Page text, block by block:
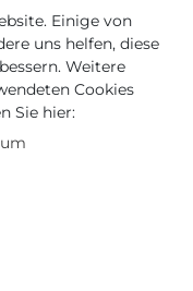
/ 0,75
Einige von
uns helfen, diese
Weitere
Cookies
Sie hier: